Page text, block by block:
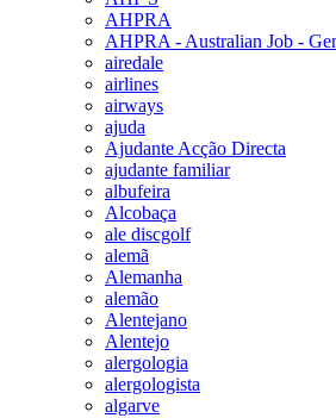
AHPRA
AHPRA - Australian Job -
airedale
airlines
airways
ajuda
Ajudante Acção Directa
ajudante familiar
albufeira
Alcobaça
ale discgolf
alemã
Alemanha
alemão
Alentejano
Alentejo
alergologia
alergologista
algarve